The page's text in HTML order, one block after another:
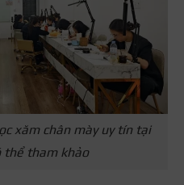
xăm chân mày uy tín tại
thể tham khảo